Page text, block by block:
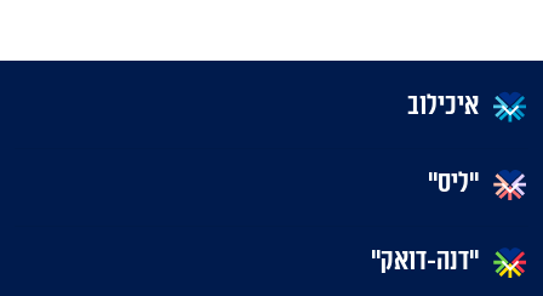
איכילוב
"ליס"
"דנה-דואק"